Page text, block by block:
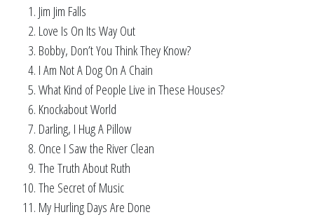
Jim Jim Falls
Love Is On Its Way Out
Bobby, Don’t You Think They Know?
I Am Not A Dog On A Chain
What Kind of People Live in These Houses?
Knockabout World
Darling, I Hug A Pillow
Once I Saw the River Clean
The Truth About Ruth
The Secret of Music
My Hurling Days Are Done